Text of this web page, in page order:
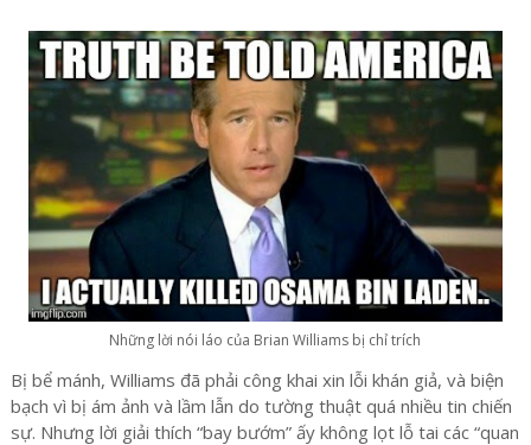
Những lời nói láo của Brian Williams bị chỉ trích
Bị bể mánh, Williams đã phải công khai xin lỗi khán giả, và biện
bạch vì bị ám ảnh và lầm lẫn do tường thuật quá nhiều tin chiến
sự. Nhưng lời giải thích “bay bướm” ấy không lọt lỗ tai các “quan